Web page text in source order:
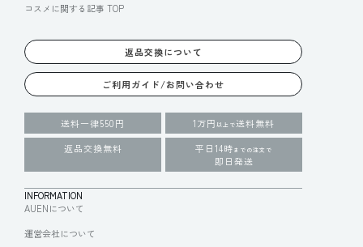
コスメに関する記事 TOP
返品交換について
ご利用ガイド/お問い合わせ
送料一律550円 1万円 以上で送料無料
返品交換無料
平日14時 までの注文で
即日発送
INFORMATION
AUENについて
運営会社について